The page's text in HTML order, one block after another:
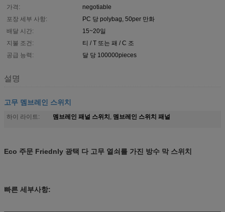
가격:
negotiable
포장 세부 사항:
PC 당 polybag, 50per 만화
배달 시간:
15~20일
지불 조건:
티 / T 또는 패 / C 조
공급 능력:
달 당 100000pieces
설명
고무 멤브레인 스위치
하이 라이트: 멤브레인 패널 스위치, 멤브레인 스위치 패널
Eco 주문 Friednly 광택 다 고무 열쇠를 가진 방수 막 스위치
빠른 세부사항: